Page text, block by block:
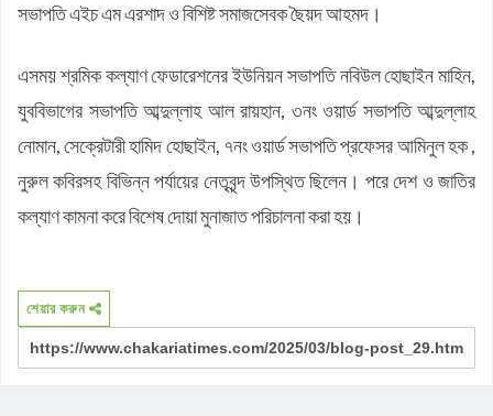
সভাপতি এইচ এম এরশাদ ও বিশিষ্ট সমাজসেবক ছৈয়দ আহমদ।
এসময় শ্রমিক কল্যাণ ফেডারেশনের ইউনিয়ন সভাপতি নবিউল হোছাইন মাহিন,
যুববিভাগের সভাপতি আব্দুল্লাহ আল রায়হান, ৩নং ওয়ার্ড সভাপতি আব্দুল্লাহ
নোমান, সেক্রেটারী হামিদ হোছাইন, ৭নং ওয়ার্ড সভাপতি প্রফেসর আমিনুল হক ,
নুরুল কবিরসহ বিভিন্ন পর্যায়ের নেতৃবৃন্দ উপস্থিত ছিলেন। পরে দেশ ও জাতির
কল্যাণ কামনা করে বিশেষ দোয়া মুনাজাত পরিচালনা করা হয়।
শেয়ার করুন